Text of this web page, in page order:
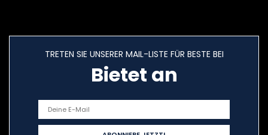
TRETEN SIE UNSERER MAIL-LISTE FÜR BESTE BEI
Bietet an